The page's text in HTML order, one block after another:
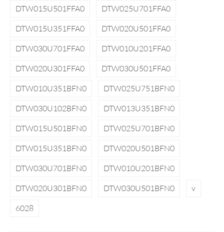
DTW015U501FFA0
DTW025U701FFA0
DTW015U351FFA0
DTW020U501FFA0
DTW030U701FFA0
DTW010U201FFA0
DTW020U301FFA0
DTW030U501FFA0
DTW010U351BFN0
DTW025U751BFN0
DTW030U102BFN0
DTW013U351BFN0
DTW015U501BFN0
DTW025U701BFN0
DTW015U351BFN0
DTW020U501BFN0
DTW030U701BFN0
DTW010U201BFN0
DTW020U301BFN0
DTW030U501BFN0
v
6028